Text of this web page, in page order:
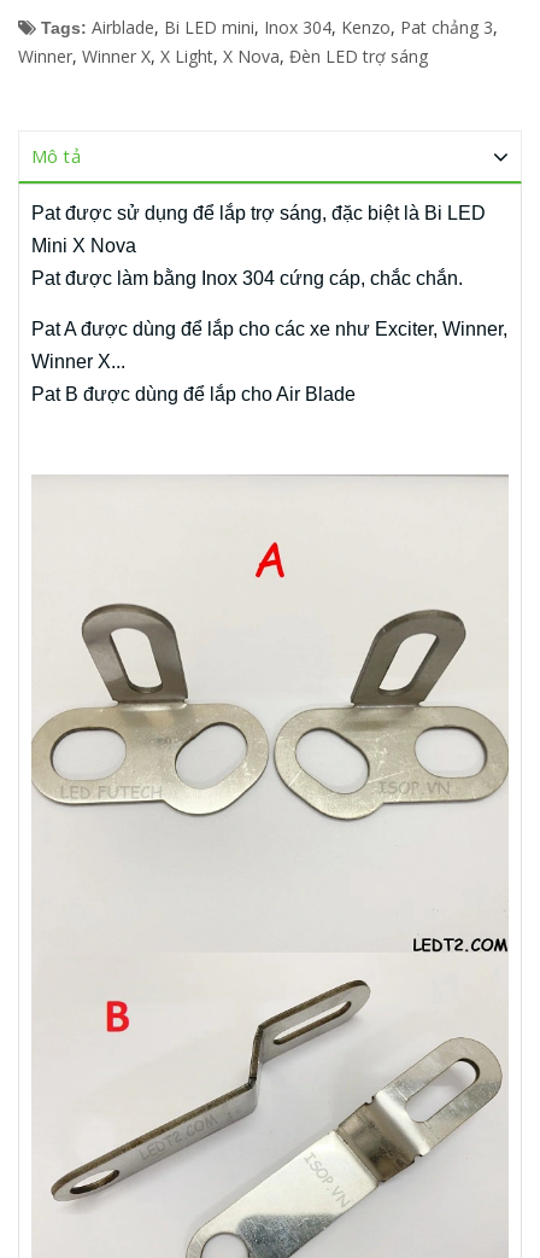
Tags: Airblade, Bi LED mini, Inox 304, Kenzo, Pat chảng 3,
Winner, Winner X, X Light, X Nova, Đèn LED trợ sáng
Mô tả
Pat được sử dụng để lắp trợ sáng, đặc biệt là Bi LED
Mini X Nova
Pat được làm bằng Inox 304 cứng cáp, chắc chắn.
Pat A được dùng để lắp cho các xe như Exciter, Winner,
Winner X...
Pat B được dùng để lắp cho Air Blade